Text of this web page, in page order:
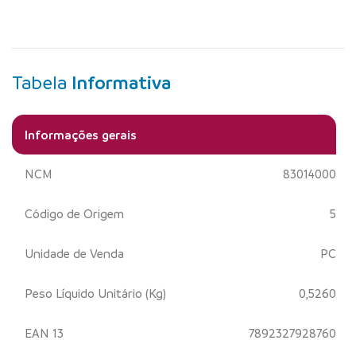
Tabela Informativa
Informações gerais
NCM 83014000
Código de Origem 5
Unidade de Venda PC
Peso Líquido Unitário (Kg) 0,5260
EAN 13 7892327928760